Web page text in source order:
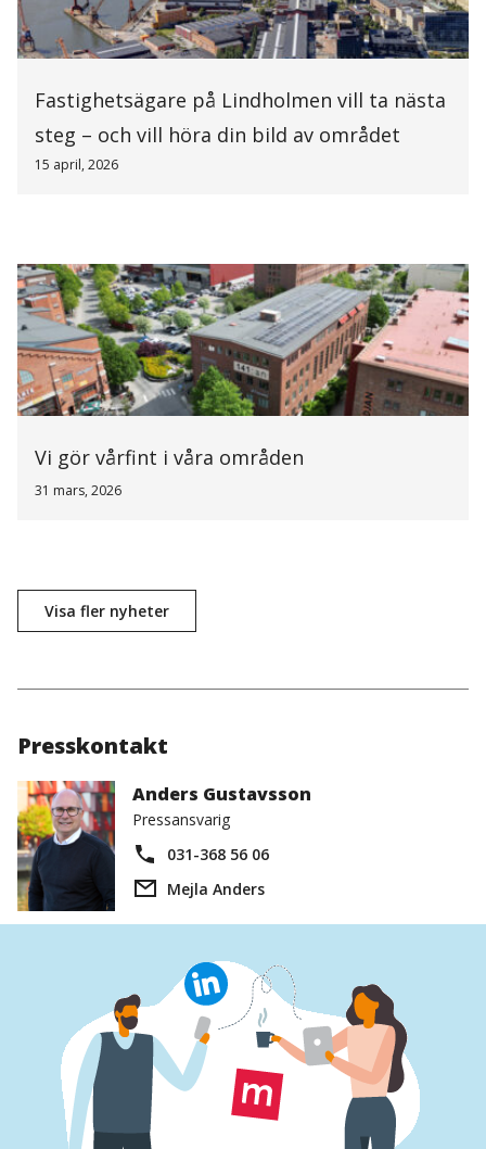
Fastighetsägare på Lindholmen vill ta nästa
steg – och vill höra din bild av området
15 april, 2026
Vi gör vårfint i våra områden
31 mars, 2026
Visa fler nyheter
Presskontakt
Anders Gustavsson
Pressansvarig
031-368 56 06
Mejla Anders